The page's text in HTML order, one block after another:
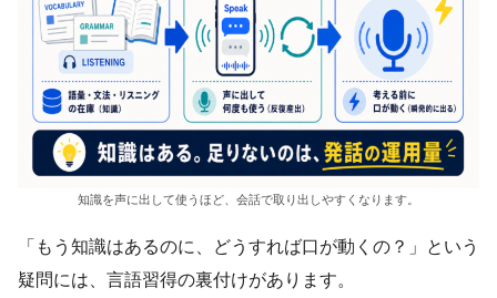
知識を声に出して使うほど、会話で取り出しやすくなります。
「もう知識はあるのに、どうすれば口が動くの？」という
疑問には、言語習得の裏付けがあります。